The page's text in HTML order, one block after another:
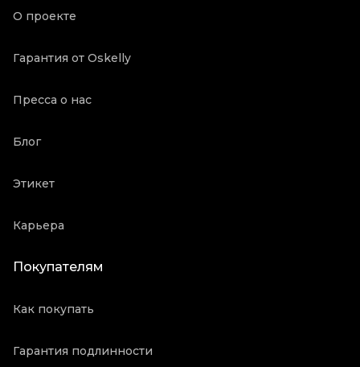
О проекте
Гарантия от Oskelly
Пресса о нас
Блог
Этикет
Карьера
Покупателям
Как покупать
Гарантия подлинности